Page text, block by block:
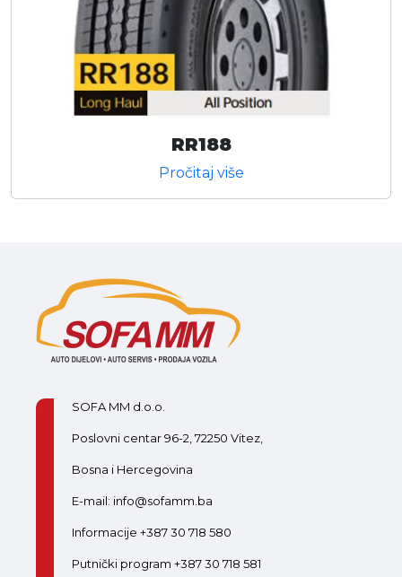
RR188
Pročitaj više
SOFA MM d.o.o.
Poslovni centar 96-2, 72250 Vitez,
Bosna i Hercegovina
E-mail: info@sofamm.ba
Informacije +387 30 718 580
Putnički program +387 30 718 581